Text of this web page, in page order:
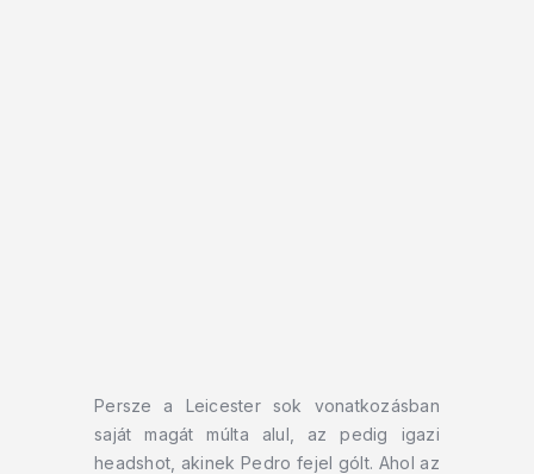
Persze a Leicester sok vonatkozásban
saját magát múlta alul, az pedig igazi
headshot, akinek Pedro fejel gólt. Ahol az